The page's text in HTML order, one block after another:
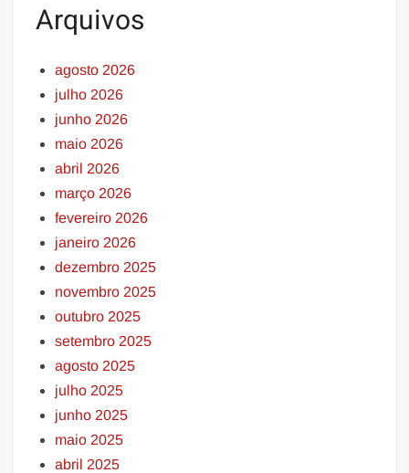
Arquivos
agosto 2026
julho 2026
junho 2026
maio 2026
abril 2026
março 2026
fevereiro 2026
janeiro 2026
dezembro 2025
novembro 2025
outubro 2025
setembro 2025
agosto 2025
julho 2025
junho 2025
maio 2025
abril 2025